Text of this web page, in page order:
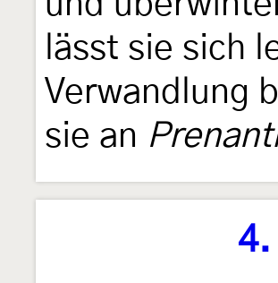
lässt sie sich
Verwandlung
sie an
4.